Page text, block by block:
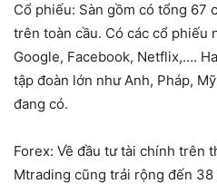
Cổ phiếu: Sàn gồm có tổng 67
trên toàn cầu. Có các cổ phiếu
Google, Facebook, Netflix,….
tập đoàn lớn như Anh, Pháp,
đang có.
Forex: Về đầu tư tài chính trên
Mtrading cũng trải rộng đến